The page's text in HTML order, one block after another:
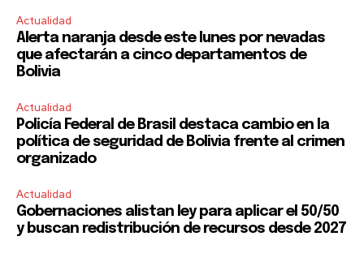
Actualidad
Alerta naranja desde este lunes por nevadas
que afectarán a cinco departamentos de
Bolivia
Actualidad
Policía Federal de Brasil destaca cambio en la
política de seguridad de Bolivia frente al crimen
organizado
Actualidad
Gobernaciones alistan ley para aplicar el 50/50
y buscan redistribución de recursos desde 2027